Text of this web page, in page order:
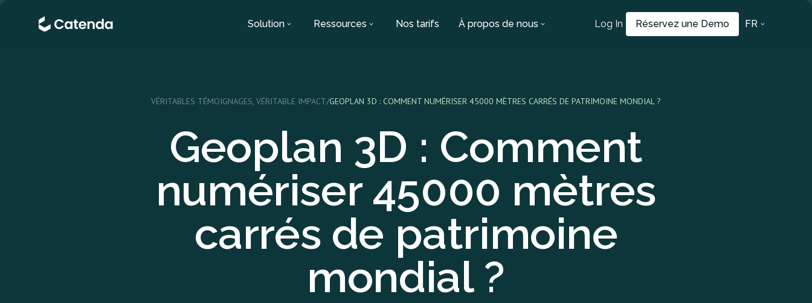
Solution Ressources Nos tarifs À propos de nous Log In Réservez une Demo FR
VÉRITABLES TÉMOIGNAGES, VÉRITABLE IMPACT/GEOPLAN 3D : COMMENT NUMÉRISER 45000 MÈTRES CARRÉS DE PATRIMOINE MONDIAL ?
Geoplan 3D : Comment
numériser 45000 mètres
carrés de patrimoine
mondial ?